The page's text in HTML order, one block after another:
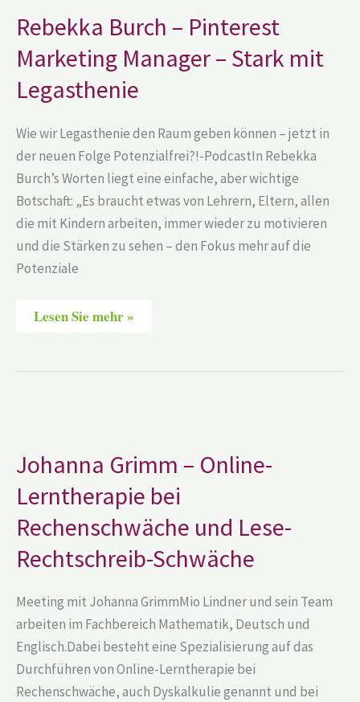
Rebekka Burch – Pinterest
Marketing Manager – Stark mit
Legasthenie
Wie wir Legasthenie den Raum geben können – jetzt in
der neuen Folge Potenzialfrei?!-PodcastIn Rebekka
Burch’s Worten liegt eine einfache, aber wichtige
Botschaft: „Es braucht etwas von Lehrern, Eltern, allen
die mit Kindern arbeiten, immer wieder zu motivieren
und die Stärken zu sehen – den Fokus mehr auf die
Potenziale
Pinterest
Marketing
Manager
–
Stark
mit
Legasthenie
Lesen Sie mehr »
Johanna Grimm – Online-
Lerntherapie bei
Rechenschwäche und Lese-
Rechtschreib-Schwäche
Meeting mit Johanna GrimmMio Lindner und sein Team
arbeiten im Fachbereich Mathematik, Deutsch und
Englisch.Dabei besteht eine Spezialisierung auf das
Durchführen von Online-Lerntherapie bei
Rechenschwäche, auch Dyskalkulie genannt und bei
Online-
Lerntherapie
bei
Rechenschwäche
und
Lese-
Rechtschreib-
Schwäche